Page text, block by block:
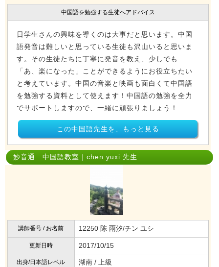
中国語を勉強する生徒へアドバイス
日学生さんの興味を導くのは大事だと思います。中国
語発音は難しいと思っている生徒も沢山いると思いま
す。その生徒たちに丁寧に発音を教え、少しでも
「あ、楽になった」ことができるようにお役立ちたい
と考えています。中国の音楽と映画も面白くて中国語
を勉強する資料として使えます！中国語の勉強を全力
でサポートしますので、一緒に頑張りましょう！
この中国語先生を、もっと見る
妙音通 中国語教室｜chen yuxi 先生
講師番号 / お名前 12250 陈 雨汐/チン ユシ
更新日時 2017/10/15
出身/日本語レベル 湖南 / 上級